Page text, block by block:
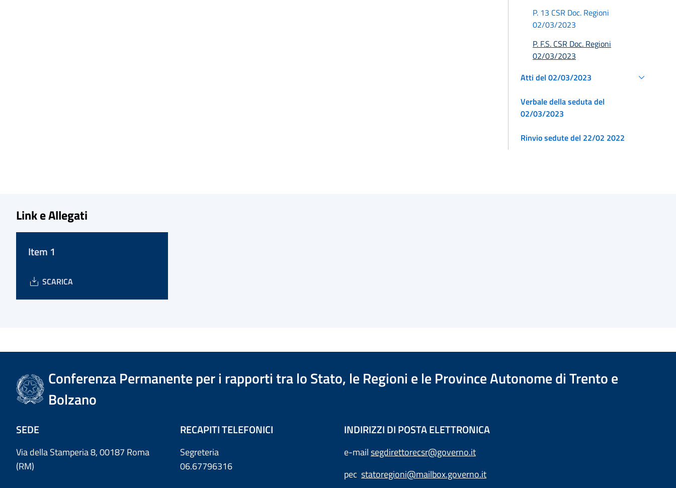
P. 13 CSR Doc. Regioni
02/03/2023
P. F.S. CSR Doc. Regioni
02/03/2023
Atti del 02/03/2023
Verbale della seduta del
02/03/2023
Rinvio sedute del 22/02 2022
Link e Allegati
Item 1
SCARICA
Conferenza Permanente per i rapporti tra lo Stato, le Regioni e le Province Autonome di Trento e
Bolzano
SEDE
Via della Stamperia 8, 00187 Roma
(RM)
RECAPITI TELEFONICI
Segreteria
06.67796316
INDIRIZZI DI POSTA ELETTRONICA
e-mailsegdirettorecsr@governo.it
pec statoregioni@mailbox.governo.it